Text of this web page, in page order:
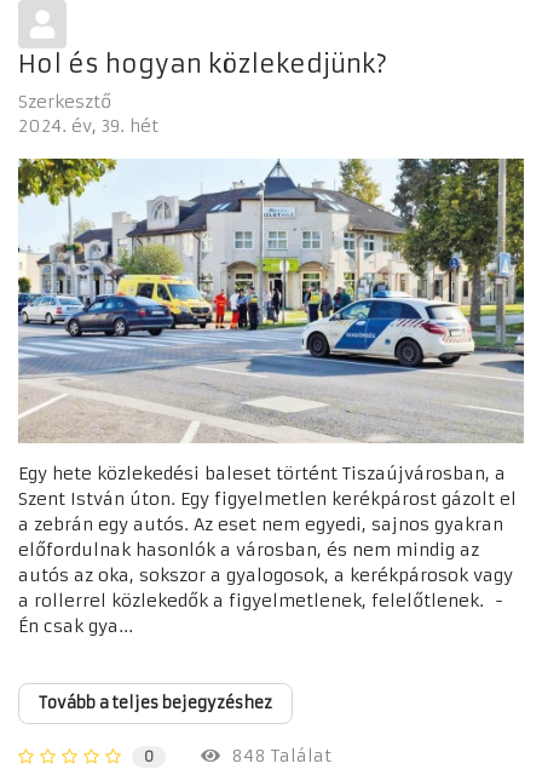
Hol és hogyan közlekedjünk?
Szerkesztő
2024. év 39. hét
Egy hete közlekedési baleset történt Tiszaújvárosban, a
Szent István úton. Egy figyelmetlen kerékpárost gázolt el
a zebrán egy autós. Az eset nem egyedi, sajnos gyakran
előfordulnak hasonlók a városban, és nem mindig az
autós az oka, sokszor a gyalogosok, a kerékpárosok vagy
a rollerrel közlekedők a figyelmetlenek, felelőtlenek. -
Én csak gya...
Tovább a teljes bejegyzéshez
0
848 Találat